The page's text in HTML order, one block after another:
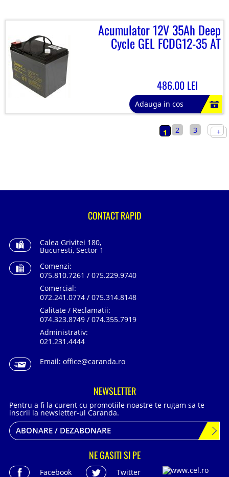
Acumulator 12V 35Ah Deep
Cycle GEL FCDG12-35 AT
486.00 LEI
Adauga in cos
1 2 3
CONTACT RAPID
Calea Grivitei 180,
Bucuresti, Sector 1
Comenzi:
075.810.7261 / 075.229.9740
Comercial:
072.241.0774 / 075.314.8148
Calitate / Reclamatii:
074.323.8749 / 074.355.7919
Administrativ:
021.231.4444
Email: office@caranda.ro
NEWSLETTER
Pentru a fi la curent cu promotiile noastre te rugam sa te
inscrii la newsletter-ul Caranda.
ABONARE / DEZABONARE
NE GASITI SI PE
Facebook
Twitter